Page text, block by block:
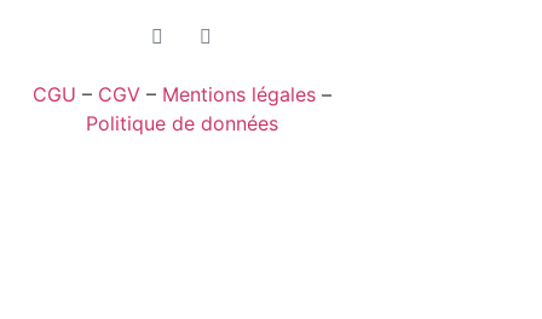
CGU – CGV – Mentions légales –
Politique de données